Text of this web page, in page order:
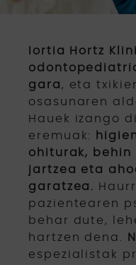
Iortia Hortz
gara , eta
osasunaren
Hauek izango
eremuak:
ohiturak, behin
jartzea eta
garatzea.
pazientearen
behar dute,
hartzen dena.
espezialistak